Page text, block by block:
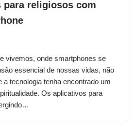
para religiosos com
vivemos, onde smartphones se
essencial de nossas vidas, não
a tecnologia tenha encontrado um
Os aplicativos para